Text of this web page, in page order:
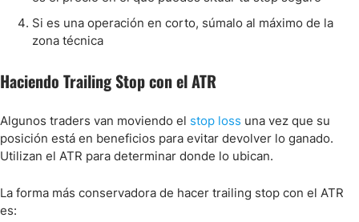
Si es una operación en corto, súmalo al máximo de la
zona técnica
Haciendo Trailing Stop con el ATR
Algunos traders van moviendo el stop loss una vez que su
posición está en beneficios para evitar devolver lo ganado.
Utilizan el ATR para determinar donde lo ubican.
La forma más conservadora de hacer trailing stop con el ATR
es: